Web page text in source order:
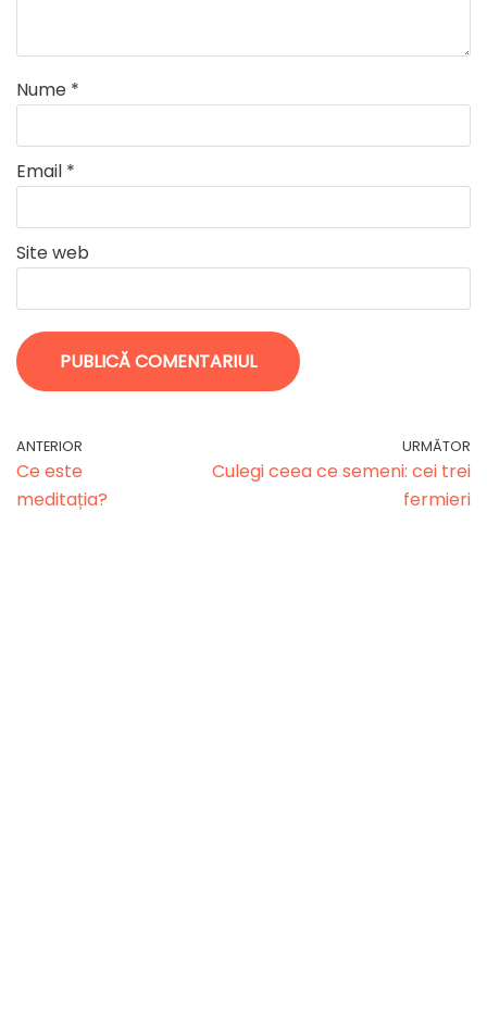
Nume *
Email *
Site web
ANTERIOR
Ce este
meditația?
URMĂTOR
Culegi ceea ce semeni: cei trei
fermieri